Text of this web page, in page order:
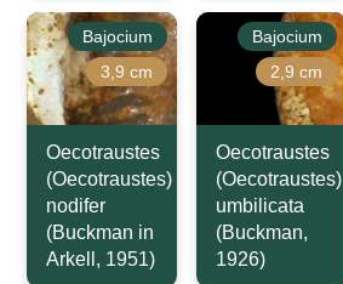
Bajocium
3,9 cm
Oecotraustes
(Oecotraustes)
nodifer
(Buckman in
Arkell, 1951)
Bajocium
2,9 cm
Oecotraustes
(Oecotraustes)
umbilicata
(Buckman,
1926)